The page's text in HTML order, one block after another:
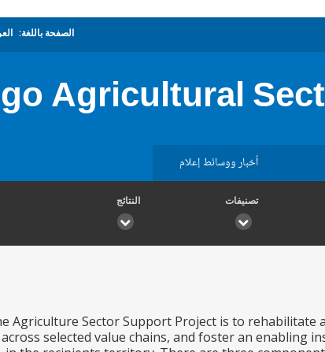
الصفحة باللغة:
Agricultural
أخبار ووسائط إعلام
تصنيفات النتائج
Agriculture Sector Support Project is to
selected value chains, and foster an